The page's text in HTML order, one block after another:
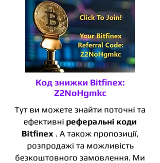
Код знижки Bitfinex:
Z2NoHgmkc
Тут ви можете знайти поточні та
ефективні реферальні коди
Bitfinex . А також пропозиції,
розпродажі та можливість
безкоштовного замовлення. Ми